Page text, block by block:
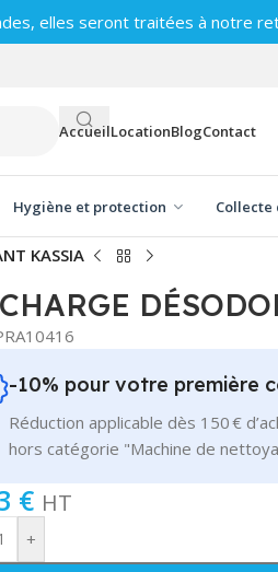
elles seront traitées à notre
AccueilLocationBlogContact
Hygiène et protection Collecte
KASSIA
-10% pour votre première
Réduction applicable dès 150 €
hors catégorie "Machine de
€ HT
+